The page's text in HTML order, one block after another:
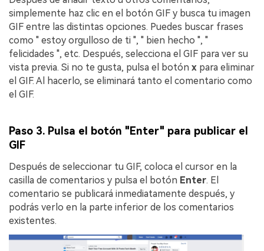
simplemente haz clic en el botón GIF y busca tu imagen
GIF entre las distintas opciones. Puedes buscar frases
como " estoy orgulloso de ti ", " bien hecho ", "
felicidades ", etc. Después, selecciona el GIF para ver su
vista previa. Si no te gusta, pulsa el botón x para eliminar
el GIF.󠀲󠀡󠀥󠀦󠀡󠀩󠀩󠀠󠀤󠀳󠀰 Al hacerlo, se eliminará tanto el comentario como
el GIF.
Paso 3. Pulsa el botón "Enter" para publicar el
GIF
Después de seleccionar tu GIF, coloca el cursor en la
casilla de comentarios y pulsa el botón Enter. El
comentario se publicará inmediatamente después, y
podrás verlo en la parte inferior de los comentarios
existentes.